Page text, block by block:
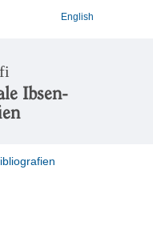
English
Ibsen-